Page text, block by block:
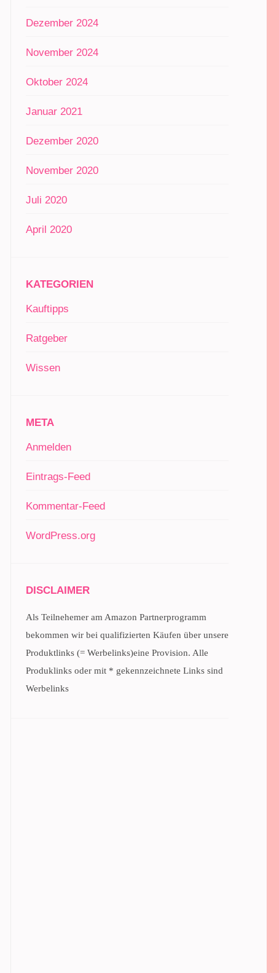
Dezember 2024
November 2024
Oktober 2024
Januar 2021
Dezember 2020
November 2020
Juli 2020
April 2020
KATEGORIEN
Kauftipps
Ratgeber
Wissen
META
Anmelden
Eintrags-Feed
Kommentar-Feed
WordPress.org
DISCLAIMER
Als Teilnehemer am Amazon Partnerprogramm
bekommen wir bei qualifizierten Käufen über unsere
Produktlinks (= Werbelinks)eine Provision. Alle
Produklinks oder mit * gekennzeichnete Links sind
Werbelinks